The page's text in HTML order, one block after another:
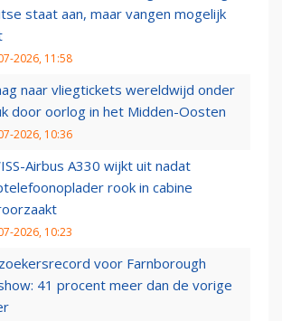
staat aan, maar vangen mogelijk
2026, 11:58
naar vliegtickets wereldwijd onder
door oorlog in het Midden-Oosten
2026, 10:36
Airbus A330 wijkt uit nadat
rook in cabine
2026, 10:23
voor Farnborough
41 procent meer dan de vorige